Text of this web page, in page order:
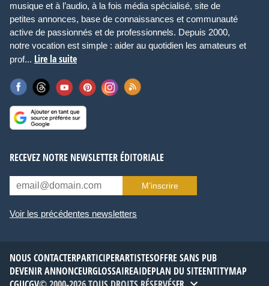
musique et à l’audio, à la fois média spécialisé, site de
petites annonces, base de connaissances et communauté
active de passionnés et de professionnels. Depuis 2000,
notre vocation est simple : aider au quotidien les amateurs et
prof... Lire la suite
RECEVEZ NOTRE NEWSLETTER ÉDITORIALE
M’inscrire
Voir les précédentes newsletters
NOUS CONTACTERPARTICIPERARTISTESOFFRE SANS PUB
DEVENIR ANNONCEURGLOSSAIREAIDEPLAN DU SITEENTITYMAP
FR